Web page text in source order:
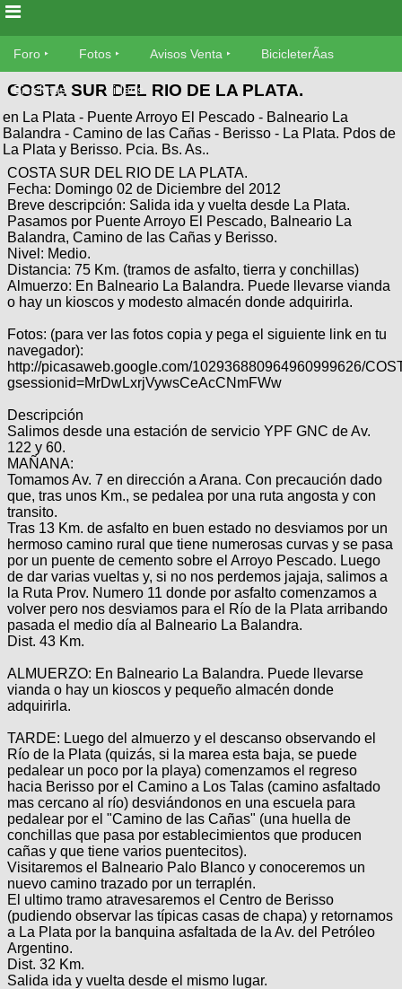
Foro
Foro
TÃ©cnica
MecÃ¡nica
Fotos
SUBÃ
tu foto
Galeria
XC
Bicicletas
Descenso
Dirt
BMX
Ruta,
triatlon
De
todo
Retro
Enduro
Ranking
del
DÃA
Fotos
mas
votadas
Avisos
Ventas
SUBÃ
tu
aviso
Ultimos
Fotos
Categorias
COMPRO
CANJE
Mi
ReputaciÃ³n
Mis
Compras
Mis
Ventas
BicicleterÃ­
as
Bicicletas
Bicicletas
Tandem
TÃ©cnica
MecÃ¡nica
Robadas
Noticias
Calendario
Videos
Cicloturismo
Salidas
Operadores
de
cicloturismo
Relatos
de
viajes
Foro
de
viajes
Usuarios
Ãšltimos
Buscar
Mis
Amigos
Actividad
de
Amigos
Foro Fotos Avisos Venta BicicleterÃ­as
Bicicletas Videos
COSTA SUR DEL RIO DE LA PLATA.
en La Plata - Puente Arroyo El Pescado - Balneario La
Balandra - Camino de las Cañas - Berisso - La Plata. Pdos de
La Plata y Berisso. Pcia. Bs. As..
COSTA SUR DEL RIO DE LA PLATA.
Fecha: Domingo 02 de Diciembre del 2012
Breve descripción: Salida ida y vuelta desde La Plata.
Pasamos por Puente Arroyo El Pescado, Balneario La
Balandra, Camino de las Cañas y Berisso.
Nivel: Medio.
Distancia: 75 Km. (tramos de asfalto, tierra y conchillas)
Almuerzo: En Balneario La Balandra. Puede llevarse vianda
o hay un kioscos y modesto almacén donde adquirirla.
Fotos: (para ver las fotos copia y pega el siguiente link en tu
navegador):
http://picasaweb.google.com/102936880964960999626/
gsessionid=MrDwLxrjVywsCeAcCNmFWw
Descripción
Salimos desde una estación de servicio YPF GNC de Av.
122 y 60.
MAÑANA:
Tomamos Av. 7 en dirección a Arana. Con precaución dado
que, tras unos Km., se pedalea por una ruta angosta y con
transito.
Tras 13 Km. de asfalto en buen estado no desviamos por un
hermoso camino rural que tiene numerosas curvas y se pasa
por un puente de cemento sobre el Arroyo Pescado. Luego
de dar varias vueltas y, si no nos perdemos jajaja, salimos a
la Ruta Prov. Numero 11 donde por asfalto comenzamos a
volver pero nos desviamos para el Río de la Plata arribando
pasada el medio día al Balneario La Balandra.
Dist. 43 Km.
ALMUERZO: En Balneario La Balandra. Puede llevarse
vianda o hay un kioscos y pequeño almacén donde
adquirirla.
TARDE: Luego del almuerzo y el descanso observando el
Río de la Plata (quizás, si la marea esta baja, se puede
pedalear un poco por la playa) comenzamos el regreso
hacia Berisso por el Camino a Los Talas (camino asfaltado
mas cercano al río) desviándonos en una escuela para
pedalear por el "Camino de las Cañas" (una huella de
conchillas que pasa por establecimientos que producen
cañas y que tiene varios puentecitos).
Visitaremos el Balneario Palo Blanco y conoceremos un
nuevo camino trazado por un terraplén.
El ultimo tramo atravesaremos el Centro de Berisso
(pudiendo observar las típicas casas de chapa) y retornamos
a La Plata por la banquina asfaltada de la Av. del Petróleo
Argentino.
Dist. 32 Km.
Salida ida y vuelta desde el mismo lugar.